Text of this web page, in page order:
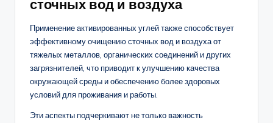
сточных вод и воздуха
Применение активированных углей также способствует
эффективному очищению сточных вод и воздуха от
тяжелых металлов, органических соединений и других
загрязнителей, что приводит к улучшению качества
окружающей среды и обеспечению более здоровых
условий для проживания и работы.
Эти аспекты подчеркивают не только важность